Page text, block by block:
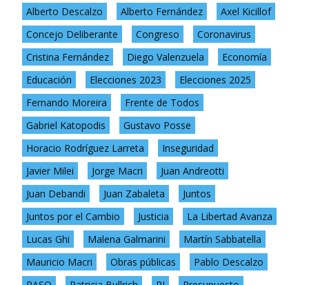
Alberto Descalzo Alberto Fernández
Axel Kicillof
Concejo Deliberante
Congreso
Coronavirus
Cristina Fernández
Diego Valenzuela
Economía
Educación
Elecciones 2023
Elecciones 2025
Fernando Moreira
Frente de Todos
Gabriel Katopodis
Gustavo Posse
Horacio Rodríguez Larreta
Inseguridad
Javier Milei
Jorge Macri
Juan Andreotti
Juan Debandi
Juan Zabaleta
Juntos
Juntos por el Cambio
Justicia
La Libertad Avanza
Lucas Ghi
Malena Galmarini
Martín Sabbatella
Mauricio Macri
Obras públicas
Pablo Descalzo